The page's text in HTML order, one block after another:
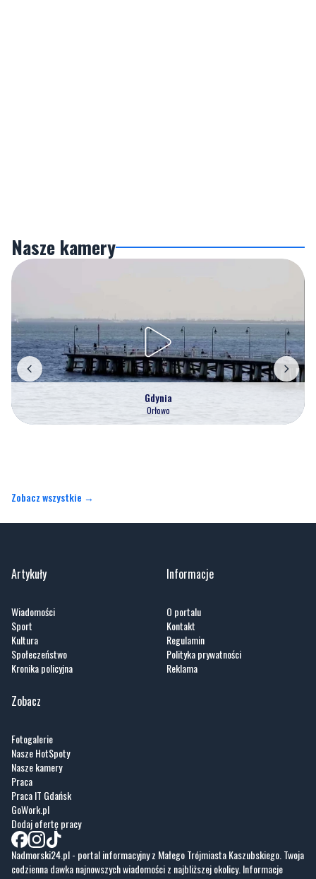
Nasze kamery
Gdynia
Orłowo
Zobacz wszystkie →
Artykuły
Wiadomości
Sport
Kultura
Społeczeństwo
Kronika policyjna
Informacje
O portalu
Kontakt
Regulamin
Polityka prywatności
Reklama
Zobacz
Fotogalerie
Nasze HotSpoty
Nasze kamery
Praca
Praca IT Gdańsk
GoWork.pl
Dodaj ofertę pracy
Nadmorski24.pl - portal informacyjny z Małego Trójmiasta Kaszubskiego. Twoja
codzienna dawka najnowszych wiadomości z najbliższej okolicy. Informacje